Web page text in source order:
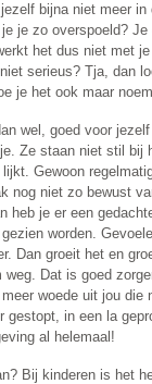
bijna niet meer
je zo overspoeld?
het dus niet met
serieus? Tja, dan
je het ook maar
wel, goed voor
Ze staan niet stil bij
Gewoon
nog niet zo bewust
heb je er een
worden.
Dan groeit het en
weg. Dat is goed
woede uit jou
gestopt, in een la
al helemaal!
Bij kinderen is het